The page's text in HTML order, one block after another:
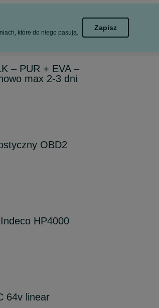
które do niego pasują.
Zapisz
– PUR + EVA –
max 2-3 dni
OBD2
HP4000
64v linear